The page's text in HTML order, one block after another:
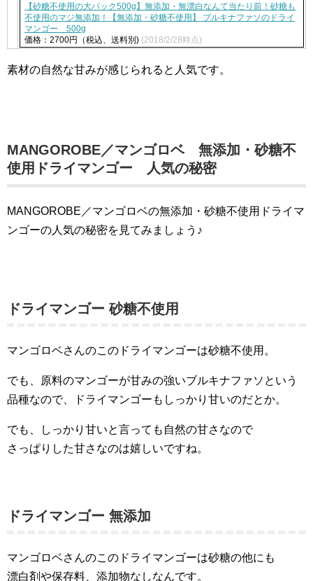
【砂糖不使用の大パック500g】無添加・無漂白なんて当たり前！砂糖も
不使用のマジ無添加！【無添加・砂糖不使用】 ブルキナファソのドライ
マンゴー 500g
価格：2700円（税込、送料別) (2018/2/28時点)
素材の自然な甘みが感じられると人気です。
MANGOROBE／マンゴロベ 無添加・砂糖不
使用ドライマンゴー 人気の秘密
MANGOROBE／マンゴロベの無添加・砂糖不使用ドライマ
ンゴーの人気の秘密を見てみましょう♪
ドライマンゴー 砂糖不使用
マンゴロベさんのこのドライマンゴーは砂糖不使用。
でも、原料のマンゴーが甘みの強いブルキナファソという
品種なので、ドライマンゴーもしっかり甘いのだとか。
でも、しっかり甘いと言っても自然の甘さなので
さっぱりした甘さなのは嬉しいですね。
ドライマンゴー 無添加
マンゴロベさんのこのドライマンゴーは砂糖の他にも
漂白剤や保存料、添加物なしなんです。